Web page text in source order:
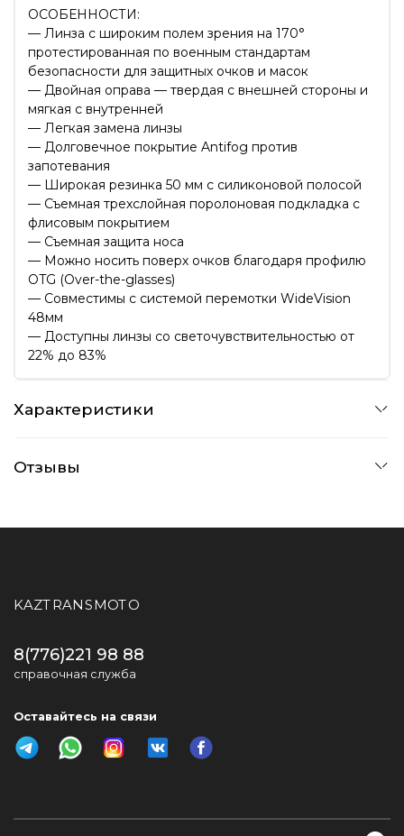
ОСОБЕННОСТИ:
— Линза с широким полем зрения на 170°
протестированная по военным стандартам
безопасности для защитных очков и масок
— Двойная оправа — твердая с внешней стороны и
мягкая с внутренней
— Легкая замена линзы
— Долговечное покрытие Antifog против
запотевания
— Широкая резинка 50 мм с силиконовой полосой
— Съемная трехслойная поролоновая подкладка с
флисовым покрытием
— Съемная защита носа
— Можно носить поверх очков благодаря профилю
OTG (Over-the-glasses)
— Совместимы с системой перемотки WideVision
48мм
— Доступны линзы со светочувствительностью от
22% до 83%
Характеристики
Отзывы
KAZTRANSMOTO
8(776)221 98 88
справочная служба
Оставайтесь на связи